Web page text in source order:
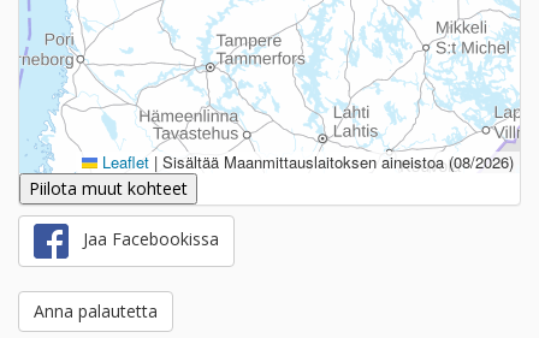
Leaflet | Sisältää Maanmittauslaitoksen aineistoa (08/2026)
Piilota muut kohteet
Jaa Facebookissa
Anna palautetta